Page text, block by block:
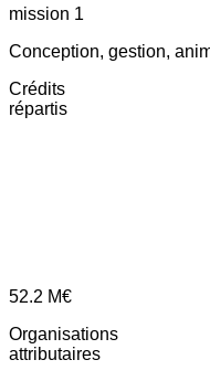
mission 1
Conception, gestion,
Crédits
répartis
52.2 M€
Organisations
attributaires